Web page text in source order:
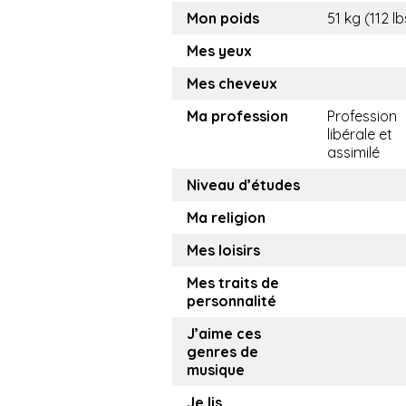
Mon poids
51 kg (112
Mes yeux
Mes cheveux
Ma profession
Profession
libérale et
assimilé
Niveau d’études
Ma religion
Mes loisirs
Mes traits de
personnalité
J’aime ces
genres de
musique